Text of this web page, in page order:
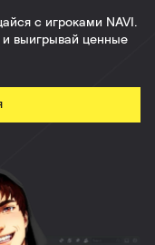
с игроками NAVI.
и выигрывай ценные